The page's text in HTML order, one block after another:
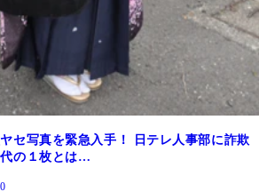
セ写真を緊急入手！ 日テレ人事部に詐欺
の１枚とは…